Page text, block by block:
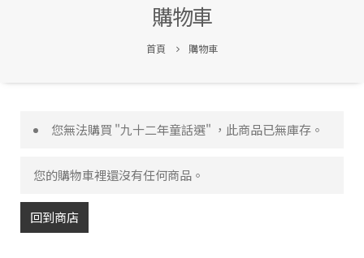
購物車
首頁 購物車
您無法購買 "九十二年童話選" ，此商品已無庫存。
您的購物車裡還沒有任何商品。
回到商店